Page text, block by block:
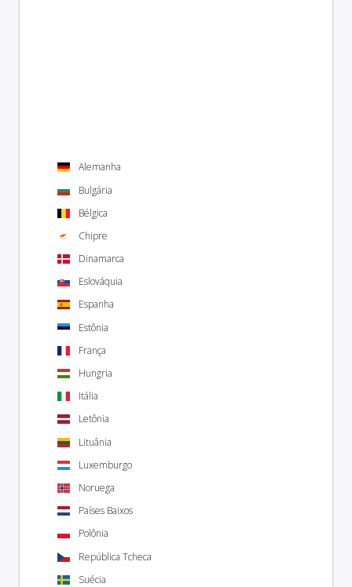
Alemanha
Bulgária
Bélgica
Chipre
Dinamarca
Eslováquia
Espanha
Estônia
França
Hungria
Itália
Letônia
Lituânia
Luxemburgo
Noruega
Países Baixos
Polônia
República Tcheca
Suécia